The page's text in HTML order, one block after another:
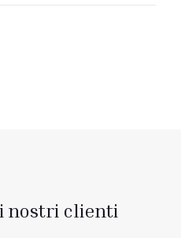
nostri clienti